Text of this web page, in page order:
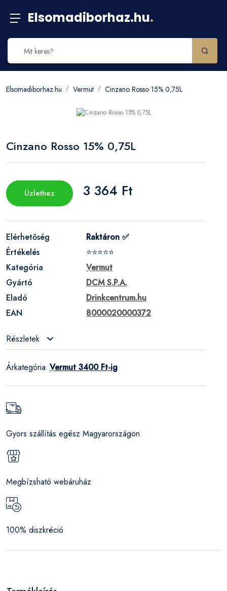
Elsomadiborhaz.hu.
Elsomadiborhaz.hu Vermut Cinzano Rosso 15% 0,75L
Cinzano Rosso 15% 0,75L
Üzlethez 3 364 Ft
Elérhetőség
Raktáron ✅
Értékelés
⭐⭐⭐⭐⭐
Kategória
Vermut
Gyártó
DCM S.P.A.
Eladó
Drinkcentrum.hu
EAN
8000020000372
Részletek
Árkategória: Vermut 3400 Ft-ig
Gyors szállítás egész Magyarországon
Megbízsható webáruház
100% diszkréció